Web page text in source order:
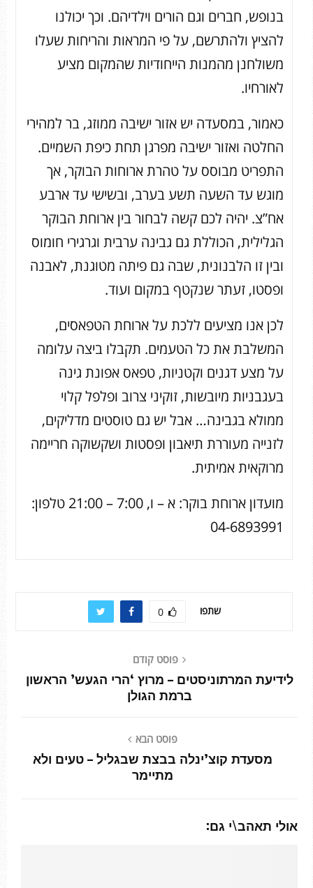
בנופש, חברים וגם הורים וילדיהם. וכך יכולנו
להציץ ולהתרשם, על פי המראות והריחות שעלו
משולחנן מהמנות הייחודיות שהמקום מציע
לאורחיו.
כאמור, במסעדה יש אזור ישיבה ממוזג, בר למהירי
החלטה ואזור ישיבה מפרגן תחת כיפת השמיים.
התפריט מבוסס על טהרת ארוחות הבוקר, אך
מוגש עד השעה תשע בערב, ובשישי עד ארבע
אח”צ. יהיה לכם קשה לבחור בין ארוחת הבוקר
הגלילית, הכוללת גם גבינה ערבית וגרגירי חומוס
ובין זו הלבנונית, שבה גם פיתה מטוגנת, לאבנה
ופסטו, זעתר שנקטף במקום ועוד.
לכן אנו מציעים ללכת על ארוחת הטפאסים,
המשלבת את כל הטעמים. תקבלו ביצה עלומה
על מצע דגנים וקטניות, טפאס אפונת גינה
בעגבניות מיובשות, זוקיני צרוב ופלפל קלוי
ממולא בגבינה… אבל יש גם טוסטים מדליקים,
לזנייה מעוררת תיאבון ופסטות ושקשוקה חריימה
מרוקאית אמיתית.
מועדון ארוחת בוקר: א – ו, 7:00 – 21:00 טלפון:
04-6893991
שתפו 0
פוסט קודם
לידיעת המרתוניסטים – מרוץ ‘הרי הגעש’ הראשון
ברמת הגולן
פוסט הבא
מסעדת קוצ’ינלה בבצת שבגליל – טעים ולא
מתיימר
אולי תאהב\י גם: